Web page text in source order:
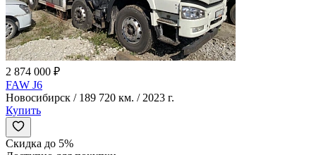
2 874 000 ₽
FAW J6
Новосибирск / 189 720 км. / 2023 г.
Купить
Скидка до 5%